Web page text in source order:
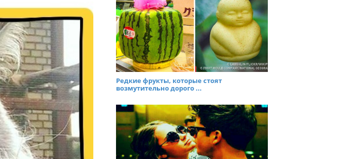
Редкие фрукты, которые стоят
возмутительно дорого ...